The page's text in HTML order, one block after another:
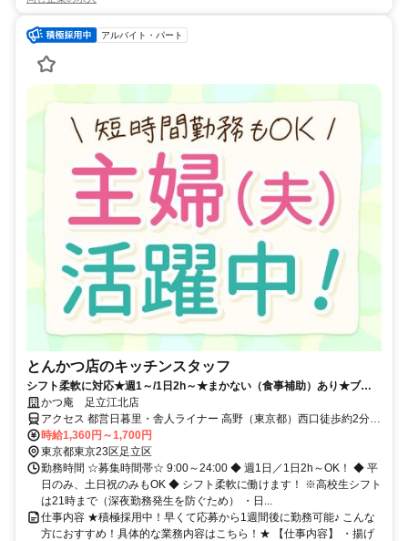
アルバイト・パート
とんかつ店のキッチンスタッフ
シフト柔軟に対応★週1～/1日2h～★まかない（食事補助）あり★ブラ
ンクがある方にもおすすめ★
かつ庵 足立江北店
アクセス 都営日暮里・舎人ライナー 高野（東京都）西口徒歩約2分、
都営日暮里・舎人ライナー 江北（東京都）西口徒歩約7分、都営日暮
里・舎人ライナー 扇大橋西口徒歩約8分
時給1,360円～1,700円
東京都東京23区足立区
勤務時間 ☆募集時間帯☆ 9:00～24:00 ◆ 週1日／1日2h～OK！ ◆ 平
日のみ、土日祝のみもOK ◆ シフト柔軟に働けます！ ※高校生シフト
は21時まで（深夜勤務発生を防ぐため） ・日...
仕事内容 ★積極採用中！早くて応募から1週間後に勤務可能♪ こんな
方におすすめ！具体的な業務内容はこちら！★ 【仕事内容】 ・揚げ